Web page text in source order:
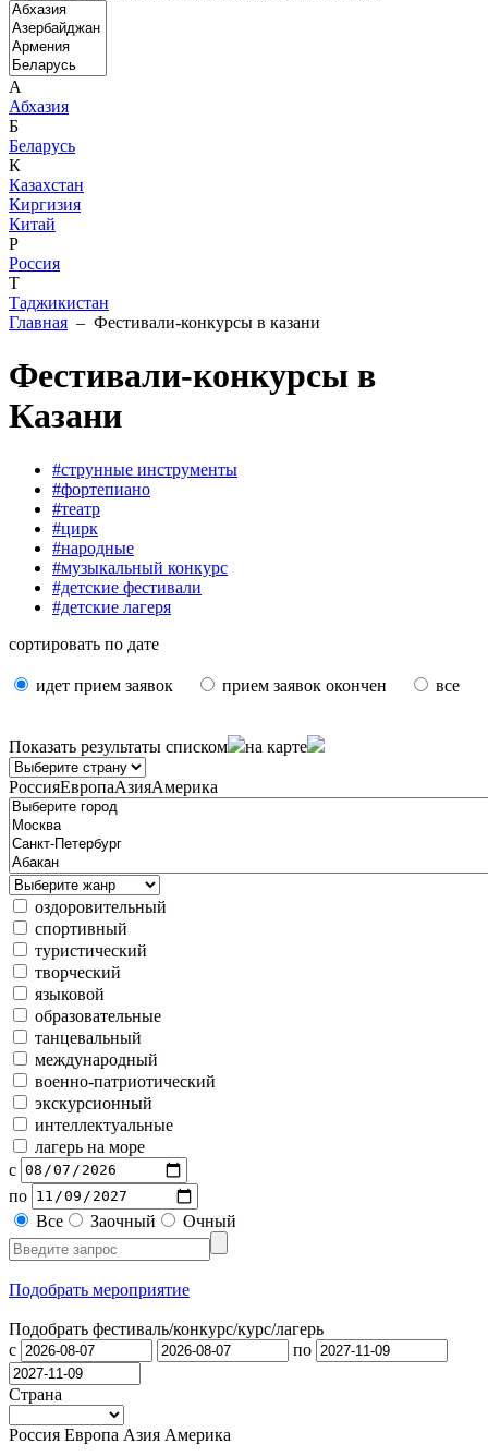
А
Абхазия
Б
Беларусь
К
Казахстан
Киргизия
Китай
Р
Россия
Т
Таджикистан
Главная – Фестивали-конкурсы в казани
Фестивали-конкурсы в
Казани
#струнные инструменты
#фортепиано
#театр
#цирк
#народные
#музыкальный конкурс
#детские фестивали
#детские лагеря
сортировать по дате
идет прием заявок прием заявок окончен все
Показать результаты списком на карте
РоссияЕвропаАзияАмерика
оздоровительный
спортивный
туристический
творческий
языковой
образовательные
танцевальный
международный
военно-патриотический
экскурсионный
интеллектуальные
лагерь на море
с
по
Все
Заочный Очный
Подобрать мероприятие
Подобрать фестиваль/конкурс/курс/лагерь
с
по
Страна
Россия Европа Азия Америка